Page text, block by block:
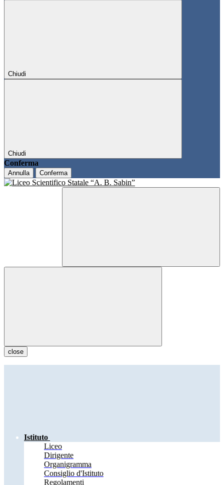
Chiudi
Chiudi
Conferma
Annulla Conferma
close
Istituto
Liceo
Dirigente
Organigramma
Consiglio d'Istituto
Regolamenti